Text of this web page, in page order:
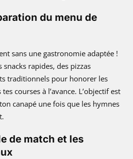
du menu de
sans une gastronomie adaptée !
rapides, des pizzas
traditionnels pour honorer les
courses à l’avance. L’objectif est
canapé une fois que les hymnes
de match et les